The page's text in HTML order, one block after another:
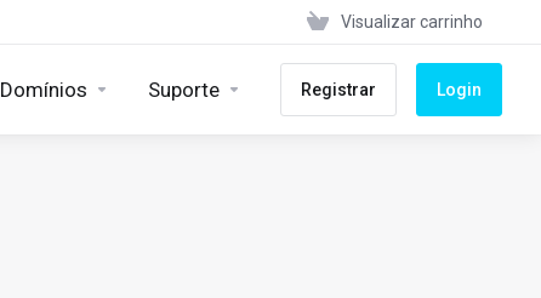
Visualizar carrinho
Domínios Suporte Registrar Login